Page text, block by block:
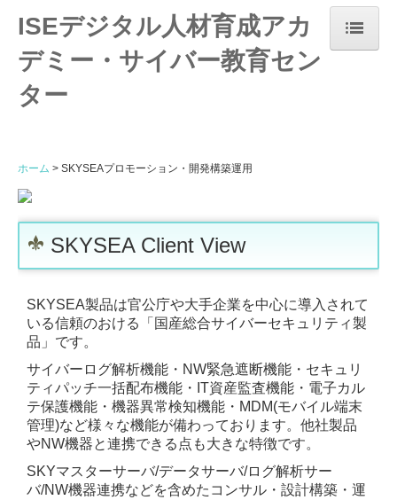
ホーム
会社案内
代表紹介
お問合せ
湘南フリーランス支援協会
葉山鎌倉ITベンチャー企業支援協会
スマートシティ構想・デジタル都市計画
AI医療推進・創薬・診断支援・故障予測
ISEデジタル人材育成アカ
デミー・サイバー教育セン
ター
ホーム SKYSEAプロモーション・開発構築運用
SKYSEA Client View
SKYSEA製品は官公庁や大手企業を中心に導入されて
いる信頼のおける「国産総合サイバーセキュリティ製
品」です。
サイバーログ解析機能・NW緊急遮断機能・セキュリ
ティパッチ一括配布機能・IT資産監査機能・電子カル
テ保護機能・機器異常検知機能・MDM(モバイル端末
管理)など様々な機能が備わっております。他社製品
やNW機器と連携できる点も大きな特徴です。
SKYマスターサーバ/データサーバ/ログ解析サー
バ/NW機器連携などを含めたコンサル・設計構築・運